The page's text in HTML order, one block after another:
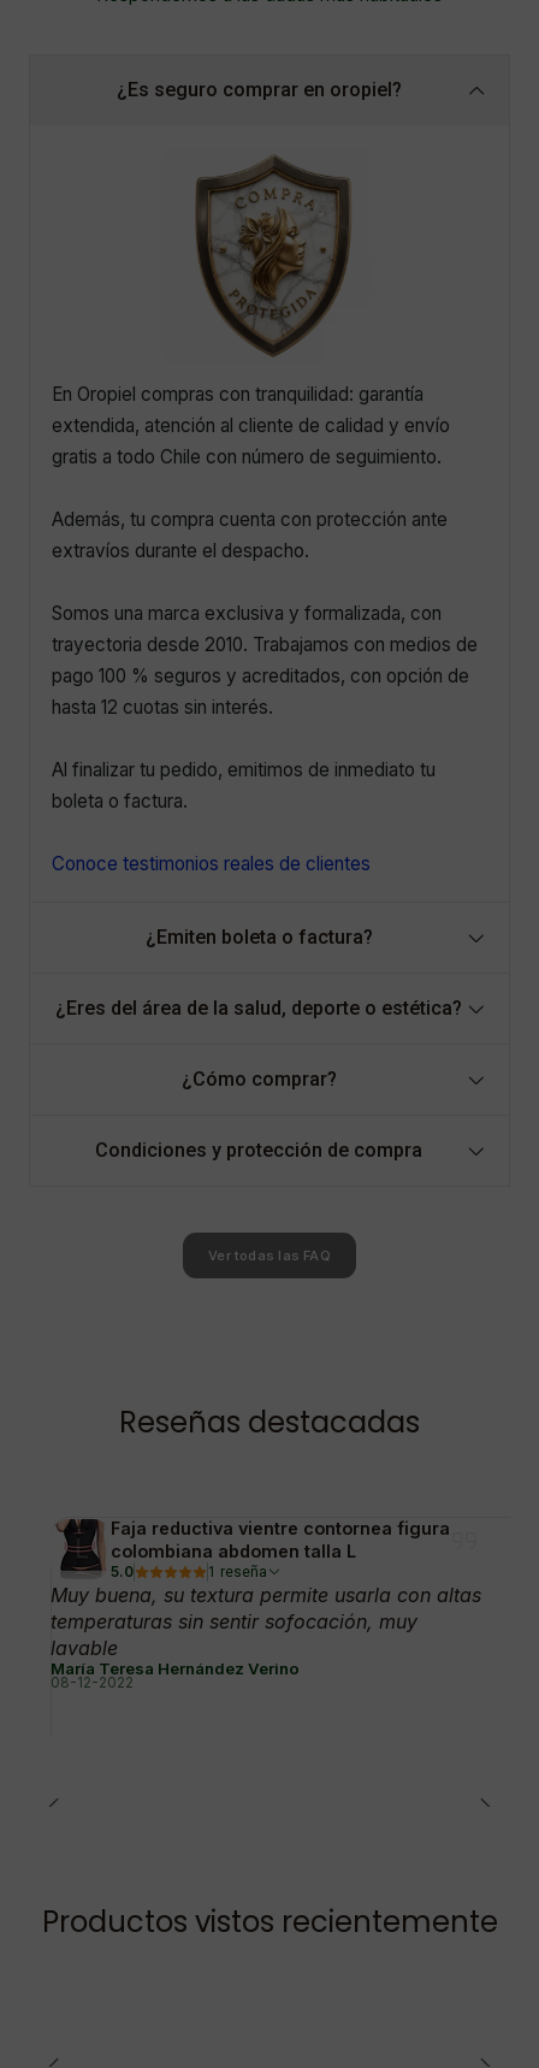
¿Es seguro comprar en oropiel?
En Oropiel compras con tranquilidad: garantía
extendida, atención al cliente de calidad y envío
gratis a todo Chile con número de seguimiento.
Además, tu compra cuenta con protección ante
extravíos durante el despacho.
Somos una marca exclusiva y formalizada, con
trayectoria desde 2010. Trabajamos con medios de
pago 100 % seguros y acreditados, con opción de
hasta 12 cuotas sin interés.
Al finalizar tu pedido, emitimos de inmediato tu
boleta o factura.
Conoce testimonios reales de clientes
¿Emiten boleta o factura?
¿Eres del área de la salud, deporte o estética?
¿Cómo comprar?
Condiciones y protección de compra
Ver todas las FAQ
Reseñas destacadas
Faja reductiva vientre contornea figura
colombiana abdomen talla L
5.0 1 reseña
Muy buena, su textura permite usarla con altas
temperaturas sin sentir sofocación, muy
lavable
María Teresa Hernández Verino
08-12-2022
Productos vistos recientemente